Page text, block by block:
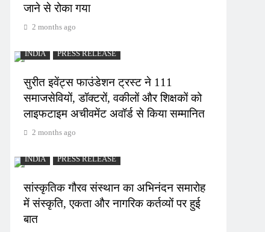
जाने से रोका गया
2 months ago
INDIA PRESS RELEASE
सुरीत इवेंट्स फाउंडेशन ट्रस्ट ने 111
समाजसेवियों, डॉक्टरों, वकीलों और शिक्षकों को
लाइफटाइम अचीवमेंट अवॉर्ड से किया सम्मानित
2 months ago
INDIA PRESS RELEASE
सांस्कृतिक गौरव संस्थान का अभिनंदन समारोह
में संस्कृति, एकता और नागरिक कर्तव्यों पर हुई
बात